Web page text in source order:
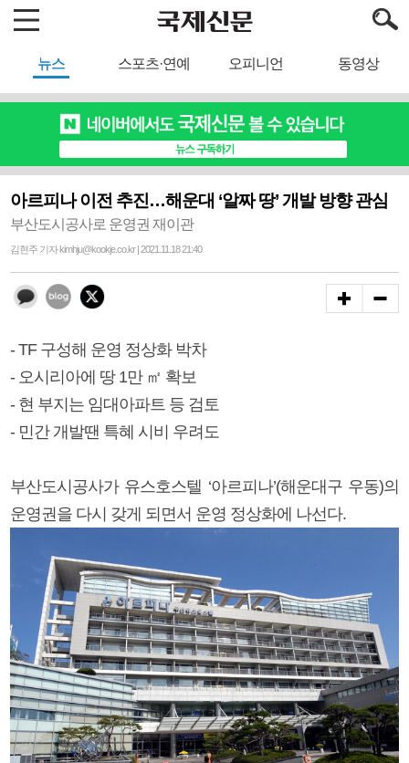
뉴스 스포츠·연예 오피니언 동영상
아르피나 이전 추진…해운대 ‘알짜 땅’ 개발 방향 관심
부산도시공사로 운영권 재이관
김현주 기자 kimhju@kookje.co.kr | 2021.11.18 21:40
- TF 구성해 운영 정상화 박차
- 오시리아에 땅 1만 ㎡ 확보
- 현 부지는 임대아파트 등 검토
- 민간 개발땐 특혜 시비 우려도
부산도시공사가 유스호스텔 ‘아르피나’(해운대구 우동)의
운영권을 다시 갖게 되면서 운영 정상화에 나선다.